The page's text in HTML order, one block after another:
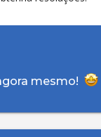
mesmo!